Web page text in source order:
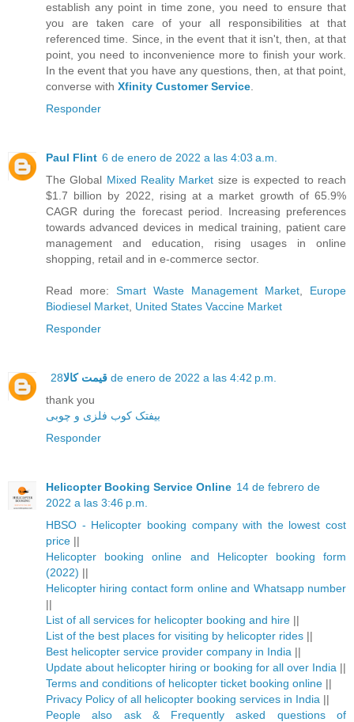
establish any point in time zone, you need to ensure that
you are taken care of your all responsibilities at that
referenced time. Since, in the event that it isn't, then, at that
point, you need to inconvenience more to finish your work.
In the event that you have any questions, then, at that point,
converse with Xfinity Customer Service
Responder
Paul Flint 6 de enero de 2022 a las 4:03 a.m.
The Global Mixed Reality Market size is expected to reach
$1.7 billion by 2022, rising at a market growth of 65.9%
CAGR during the forecast period. Increasing preferences
towards advanced devices in medical training, patient care
management and education, rising usages in online
shopping, retail and in e-commerce sector.
Read more: Smart Waste Management Market
Europe
Biodiesel Market United States Vaccine Market
Responder
قیمت کالا 28 de enero de 2022 a las 4:42 p.m.
thank you
بیفتک کوب فلزی و چوبی
Responder
Helicopter Booking Service Online 14 de febrero de
2022 a las 3:46 p.m.
HBSO - Helicopter booking company with the lowest cost
price ||
Helicopter booking online and Helicopter booking form
(2022) ||
Helicopter hiring contact form online and Whatsapp number
||
List of all services for helicopter booking and hire ||
List of the best places for visiting by helicopter rides ||
Best helicopter service provider company in India ||
Update about helicopter hiring or booking for all over India ||
Terms and conditions of helicopter ticket booking online ||
Privacy Policy of all helicopter booking services in India ||
People also ask & Frequently asked questions of